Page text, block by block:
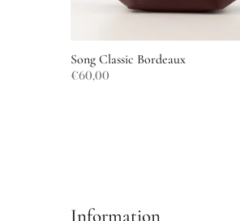
Song Classic Bordeaux
€60,00
Information